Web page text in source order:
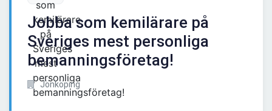
Jobba som kemilärare på
Sveriges mest personliga
bemanningsföretag!
Jönköping